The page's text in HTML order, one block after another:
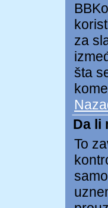
za
šta
Da li
To